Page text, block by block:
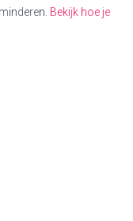
Bekijk hoe je